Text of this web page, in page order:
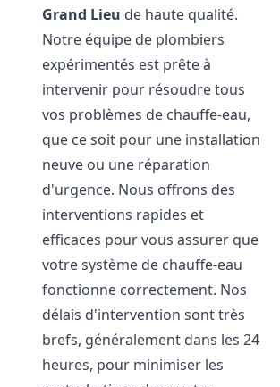
Grand Lieu de haute qualité.
Notre équipe de plombiers
expérimentés est prête à
intervenir pour résoudre tous
vos problèmes de chauffe-eau,
que ce soit pour une installation
neuve ou une réparation
d'urgence. Nous offrons des
interventions rapides et
efficaces pour vous assurer que
votre système de chauffe-eau
fonctionne correctement. Nos
délais d'intervention sont très
brefs, généralement dans les 24
heures, pour minimiser les